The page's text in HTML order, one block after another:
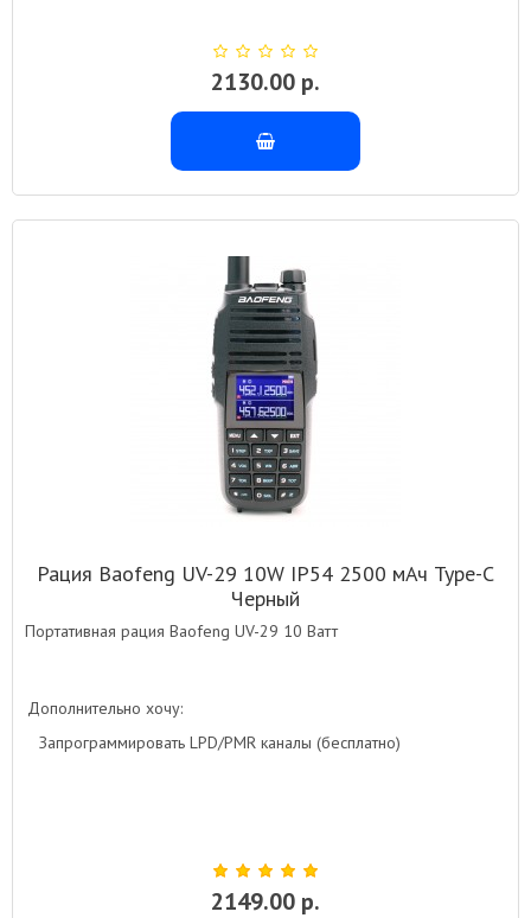
2130.00 р.
Рация Baofeng UV-29 10W IP54 2500 мАч Type-C
Черный
Портативная рация Baofeng UV-29 10 Ватт
Дополнительно хочу:
Запрограммировать LPD/PMR каналы (бесплатно)
2149.00 р.